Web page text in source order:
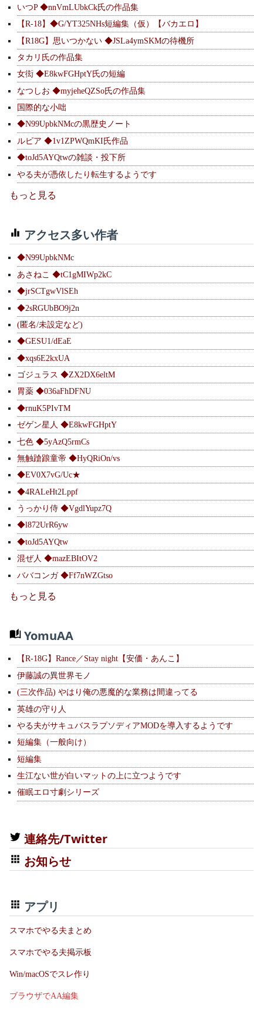
いつP ◆nnVmLUbkCk氏の作品集
【R-18】◆G/YT325NHs短編集（仮）【バカエロ】
【R18G】思いつかない ◆JSLa4ymSKMの待機所
タカリ氏の作品集
女衒 ◆E8kwFGHptY氏の短編
なつしお ◆myjeheQZSo氏の作品集
国際的な小咄
◆N99UpbkNMcの黒歴史ノート
ルピア ◆1v1ZPWQmKI氏作品
◆toJd5AYQtwの雑談・投下所
やる夫が憑依したり転生するようです
もっと見る
アクセス多い作者
◆N99UpbkNMc
あさねこ ◆tC1gMIWp2kC
◆jrSCTgwVlSEh
◆2sRGUbBO9j2n
(匿名/未設定など)
◆GESU1/dEaE
◆xqs6E2kxUA
ゴジュラス ◆ZX2DX6eltM
胃薬 ◆036aFhDFNU
◆rnuK5PIvTM
ゼゲン星人 ◆E8kwFGHptY
七色 ◆5yAzQ5rmCs
無触蹌踉童帝 ◆HyQRiOn/vs
◆EV0X7vG/Uc★
◆4RALeHt2Lppf
うっかり侍 ◆VgdlYupz7Q
◆l872UrR6yw
◆toJd5AYQtw
混ぜ人 ◆mazEBItOV2
ババコンガ ◆Ff7nWZGtso
もっと見る
YomuAA
【R-18G】Rance／Stay night【安価・あんこ】
伊藤誠の異世界モノ
(三次作品) やはり俺の悪魔的な業務は間違ってる
英雄の守り人
やる夫がサキュバスラプソディアMODを導入するようです
短編集（一般向け）
短編集
生江ない世が白いマットの上に立つようです
催眠エロ寸劇シリーズ
連絡先/Twitter
お知らせ
アプリ
スマホでやる夫まとめ
スマホでやる夫掲示板
Win/macOSでスレ作り
ブラウザでAA編集